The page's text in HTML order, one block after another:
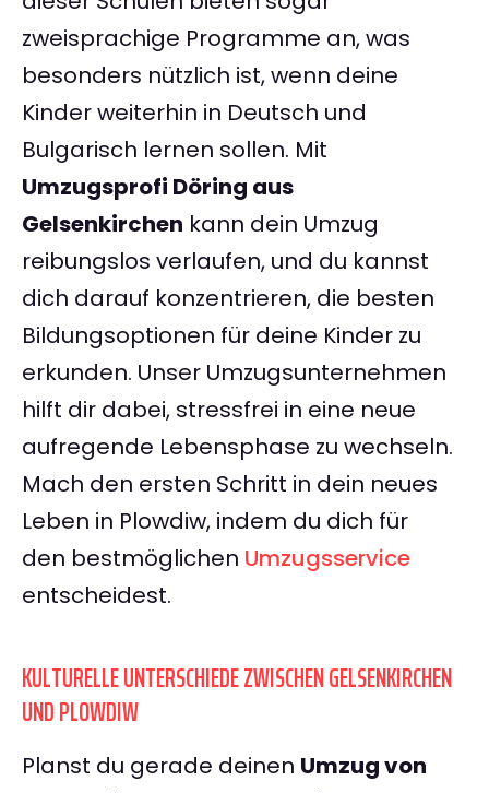
zweisprachige Programme an, was
besonders nützlich ist, wenn deine
Kinder weiterhin in Deutsch und
Bulgarisch lernen sollen. Mit
Umzugsprofi Döring aus
Gelsenkirchen kann dein Umzug
reibungslos verlaufen, und du kannst
dich darauf konzentrieren, die besten
Bildungsoptionen für deine Kinder zu
erkunden. Unser Umzugsunternehmen
hilft dir dabei, stressfrei in eine neue
aufregende Lebensphase zu wechseln.
Mach den ersten Schritt in dein neues
Leben in Plowdiw, indem du dich für
den bestmöglichen Umzugsservice
entscheidest.
KULTURELLE UNTERSCHIEDE ZWISCHEN GELSENKIRCHEN
UND PLOWDIW
Planst du gerade deinen Umzug von